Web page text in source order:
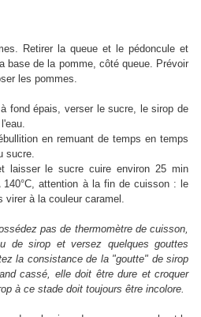
Retirer la queue et le pédoncule et
base de la pomme, côté queue. Prévoir
les pommes.
fond épais, verser le sucre, le sirop de
en remuant de temps en temps
sucre.
laisser le sucre cuire environ 25 min
140°C, attention à la fin de cuisson : le
virer à la couleur caramel.
pas de thermomètre de cuisson,
de sirop et versez quelques gouttes
la consistance de la "goutte" de sirop
cassé, elle doit être dure et croquer
à ce stade doit toujours être incolore.